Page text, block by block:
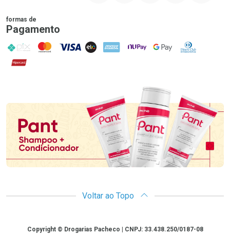
formas de
Pagamento
PIX MasterCard
VISA ELO AMEX NuPay Google PayDiners Club
Hipercard
Promoção em Destaque
Voltar ao Topo
CopyrightCopyright © Drogarias Pacheco | CNPJ: 33.438.250/0187-08